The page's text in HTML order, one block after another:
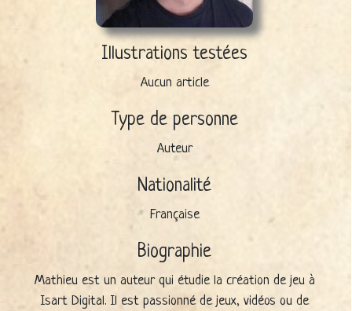
Illustrations testées
Aucun article
Type de personne
Auteur
Nationalité
Française
Biographie
Mathieu est un auteur qui étudie la création de jeu à
Isart Digital. Il est passionné de jeux, vidéos ou de